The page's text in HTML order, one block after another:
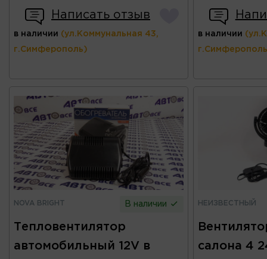
Написать отзыв
в наличии (ул.Коммунальная 43,
г.Симферополь)
в наличии
NOVA BRIGHT В наличии
Тепловентилятор
автомобильный 12V в
НЕИЗВЕСТНЫЙ
салона 4